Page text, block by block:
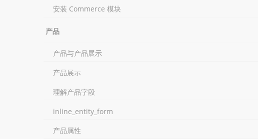
安装 Commerce 模块
产品
产品与产品展示
产品展示
理解产品字段
inline_entity_form
产品属性